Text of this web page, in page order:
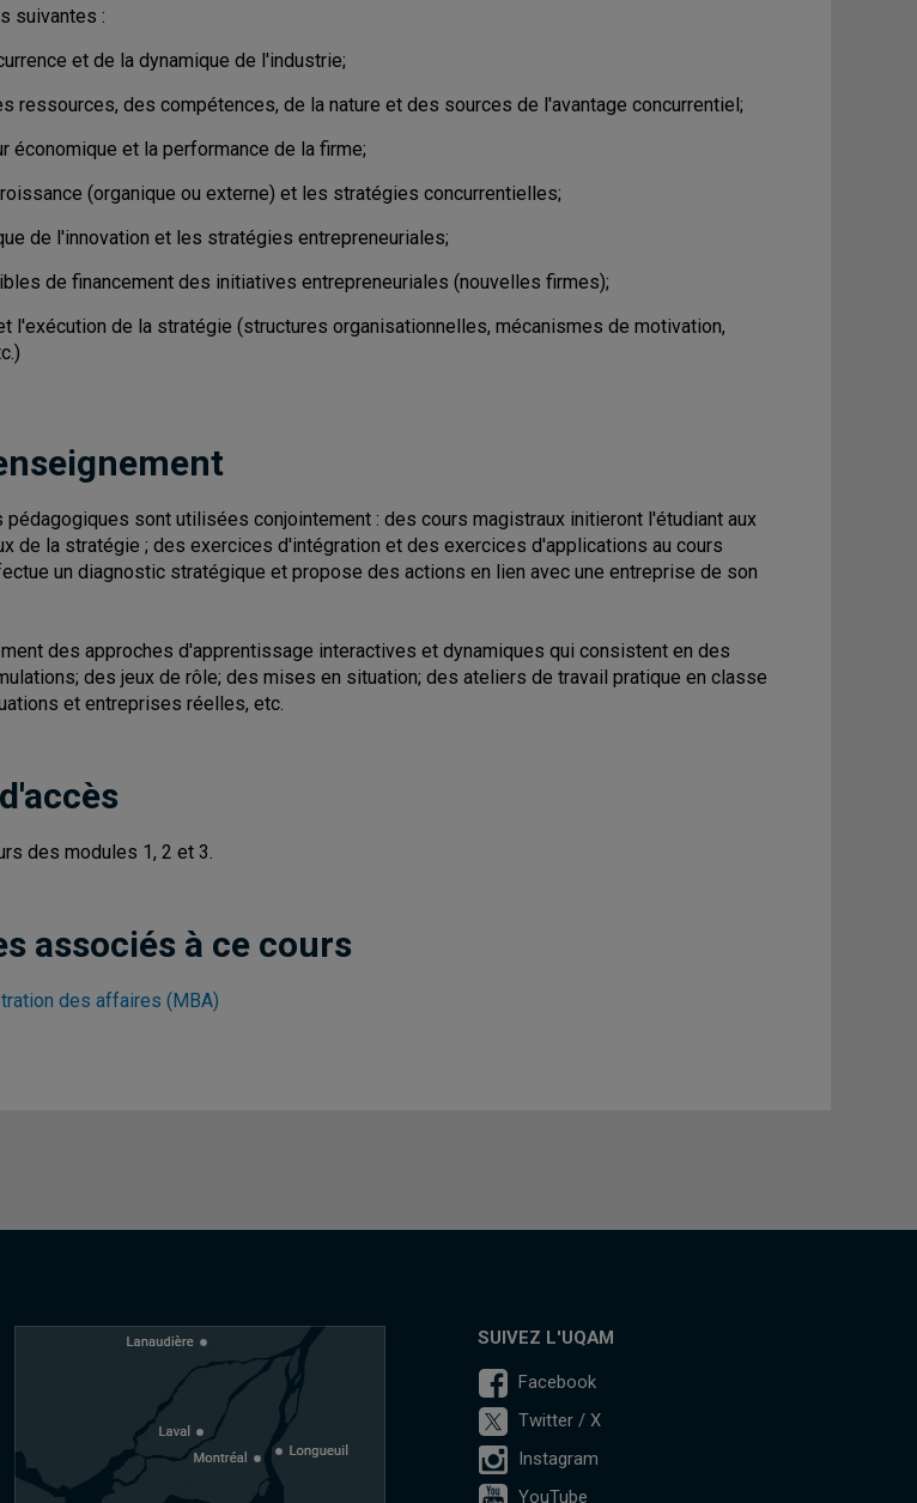
suivantes :
et de la dynamique de l'industrie;
ressources, des compétences, de la nature et des sources de l'avantage concurrentiel;
économique et la performance de la firme;
(organique ou externe) et les stratégies concurrentielles;
de l'innovation et les stratégies entrepreneuriales;
de financement des initiatives entrepreneuriales (nouvelles firmes);
l'exécution de la stratégie (structures organisationnelles, mécanismes de motivation,
sont utilisées conjointement : des cours magistraux initieront l'étudiant aux
de la stratégie ; des exercices d'intégration et des exercices d'applications au cours
un diagnostic stratégique et propose des actions en lien avec une entreprise de son
des approches d'apprentissage interactives et dynamiques qui consistent en des
des jeux de rôle; des mises en situation; des ateliers de travail pratique en classe
et entreprises réelles, etc.
des modules 1, 2 et 3.
associés à ce cours
des affaires (MBA)
SUIVEZ L'UQAM
Facebook
Twitter / X
Instagram
YouTube